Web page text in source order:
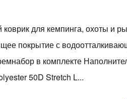
для кемпинга, охоты и
покрытие с
в комплекте
50D Stretch L...